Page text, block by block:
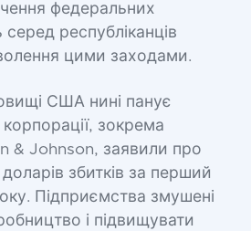
федеральних
серед республіканців
цими заходами.
США нині панує
корпорації, зокрема
& Johnson, заявили про
доларів збитків за перший
Підприємства змушені
і підвищувати